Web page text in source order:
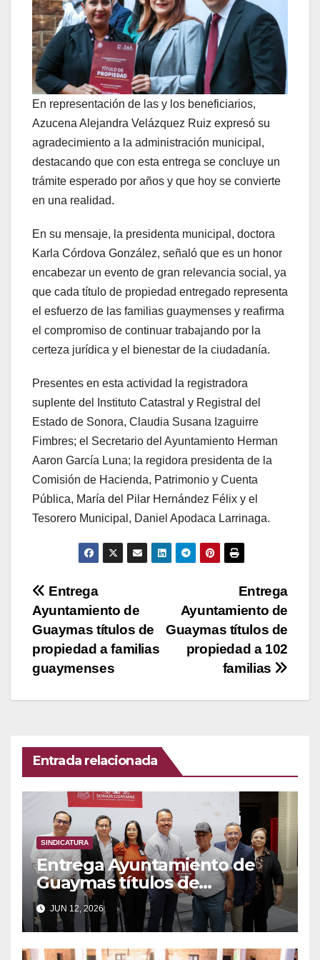
En representación de las y los beneficiarios,
Azucena Alejandra Velázquez Ruiz expresó su
agradecimiento a la administración municipal,
destacando que con esta entrega se concluye un
trámite esperado por años y que hoy se convierte
en una realidad.
En su mensaje, la presidenta municipal, doctora
Karla Córdova González, señaló que es un honor
encabezar un evento de gran relevancia social, ya
que cada título de propiedad entregado representa
el esfuerzo de las familias guaymenses y reafirma
el compromiso de continuar trabajando por la
certeza jurídica y el bienestar de la ciudadanía.
Presentes en esta actividad la registradora
suplente del Instituto Catastral y Registral del
Estado de Sonora, Claudia Susana Izaguirre
Fimbres; el Secretario del Ayuntamiento Herman
Aaron García Luna; la regidora presidenta de la
Comisión de Hacienda, Patrimonio y Cuenta
Pública, María del Pilar Hernández Félix y el
Tesorero Municipal, Daniel Apodaca Larrinaga.
Navegación
de
entradas
Entrega
Ayuntamiento de
Guaymas títulos de
propiedad a 102
familias
Entrega
Ayuntamiento de
Guaymas títulos de
propiedad a familias
guaymenses
Entrada relacionada
SINDICATURA
Entrega Ayuntamiento de
Guaymas títulos de
propiedad a familias
guaymenses
JUN 12, 2026